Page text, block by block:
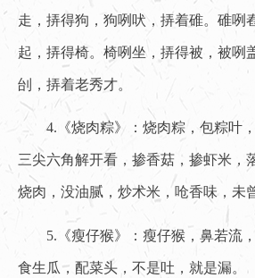
走，挵得狗，狗咧吠，挵着碓。碓咧
起，挵得椅。椅咧坐，挵得被，被咧
刣，挵着老秀才。
4.《烧肉粽》：烧肉粽，包粽叶
三尖六角解开看，掺香菇，掺虾米，
烧肉，没油腻，炒术米，呛香味，未
5.《瘦仔猴》：瘦仔猴，鼻若流
食生瓜，配菜头，不是吐，就是漏。